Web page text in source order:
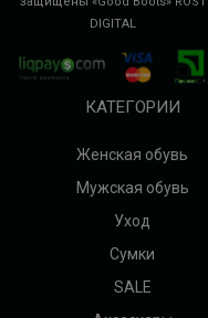
DIGITAL
КАТЕГОРИИ
Женская обувь
Мужская обувь
Уход
Сумки
SALE